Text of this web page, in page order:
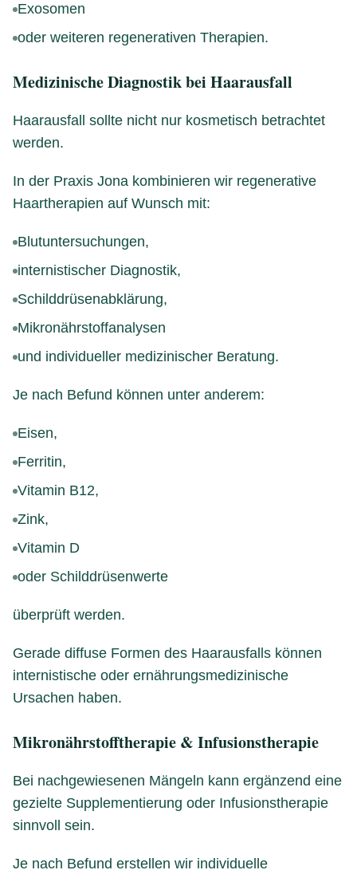
Exosomen
oder weiteren regenerativen Therapien.
Medizinische Diagnostik bei Haarausfall
Haarausfall sollte nicht nur kosmetisch betrachtet
werden.
In der Praxis Jona kombinieren wir regenerative
Haartherapien auf Wunsch mit:
Blutuntersuchungen,
internistischer Diagnostik,
Schilddrüsenabklärung,
Mikronährstoffanalysen
und individueller medizinischer Beratung.
Je nach Befund können unter anderem:
Eisen,
Ferritin,
Vitamin B12,
Zink,
Vitamin D
oder Schilddrüsenwerte
überprüft werden.
Gerade diffuse Formen des Haarausfalls können
internistische oder ernährungsmedizinische
Ursachen haben.
Mikronährstofftherapie & Infusionstherapie
Bei nachgewiesenen Mängeln kann ergänzend eine
gezielte Supplementierung oder Infusionstherapie
sinnvoll sein.
Je nach Befund erstellen wir individuelle